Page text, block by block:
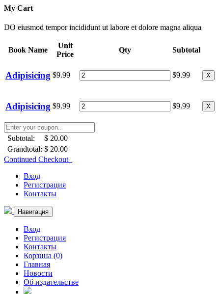
My Cart
DO eiusmod tempor incididunt ut labore et dolore magna aliqua
Book Name
Unit
Price
Qty Subtotal
Adipisicing $9.99 $9.99 X
Adipisicing $9.99 $9.99 X
Subtotal:
$ 20.00
Grandtotal: $ 20.00
Continued Checkout
Вход
Регистрация
Контакты
Навигация
Вход
Регистрация
Контакты
Корзина (0)
Главная
Новости
Об издательстве